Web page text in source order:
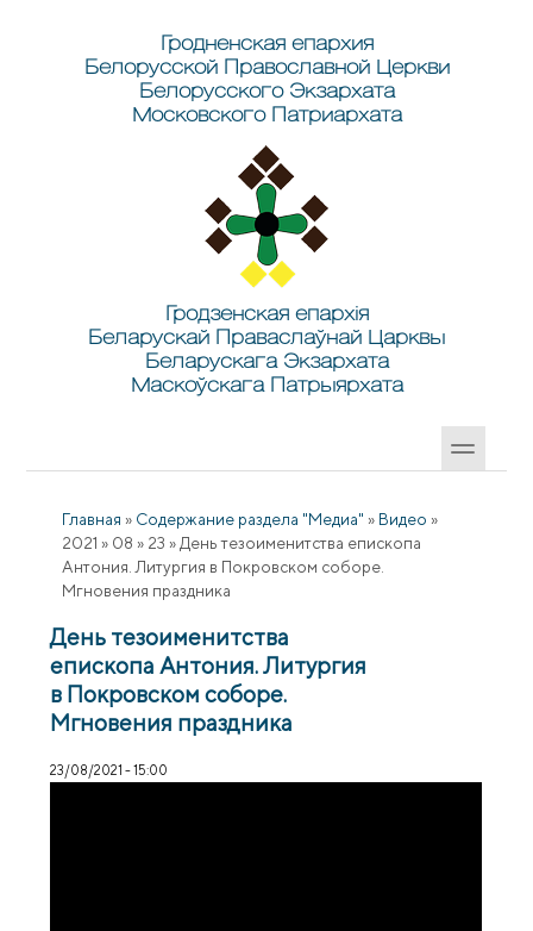
Гродненская епархия
Белорусской Православной Церкви
Белорусского Экзархата
Московского Патриархата
Гродзенская епархія
Беларускай Праваслаўнай Царквы
Беларускага Экзархата
Маскоўскага Патрыярхата
Главная » Содержание раздела "Медиа" » Видео »
2021 » 08 » 23 » День тезоименитства епископа
Антония. Литургия в Покровском соборе.
Мгновения праздника
День тезоименитства
епископа Антония. Литургия
в Покровском соборе.
Мгновения праздника
23/08/2021 - 15:00